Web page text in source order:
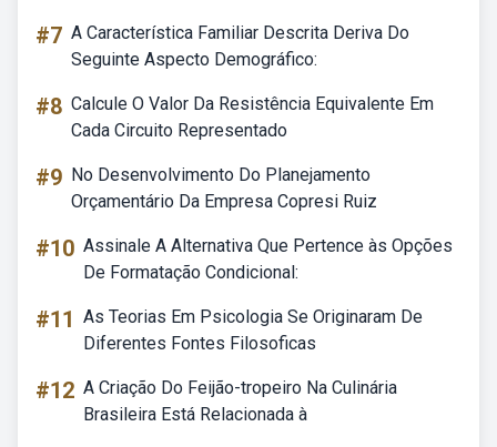
#7 A Característica Familiar Descrita Deriva Do
Seguinte Aspecto Demográfico:
#8 Calcule O Valor Da Resistência Equivalente Em
Cada Circuito Representado
#9 No Desenvolvimento Do Planejamento
Orçamentário Da Empresa Copresi Ruiz
#10 Assinale A Alternativa Que Pertence às Opções
De Formatação Condicional:
#11 As Teorias Em Psicologia Se Originaram De
Diferentes Fontes Filosoficas
#12 A Criação Do Feijão-tropeiro Na Culinária
Brasileira Está Relacionada à